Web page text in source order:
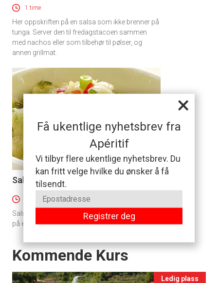
×
Få ukentlige nyhetsbrev fra
Apéritif
Vi tilbyr flere ukentlige nyhetsbrev. Du
kan fritt velge hvilke du ønsker å få
tilsendt.
Registrer deg
1 time
Her oppskriften på en salsa som ikke brenner på
tunga. Server den til fredagstacoen sammen
med nachos eller som tilbehør til pølser, og
annen grillmat.
Salsa - sterk
1 time 10 minutter
Salsa er enkelt å lage selv. Her har du oppskriften
på en skikkelig sterk en.
Events
Kommende Kurs
Ledig plass